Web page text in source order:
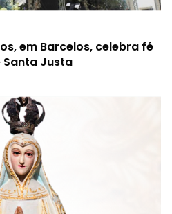
em Barcelos, celebra fé
Justa